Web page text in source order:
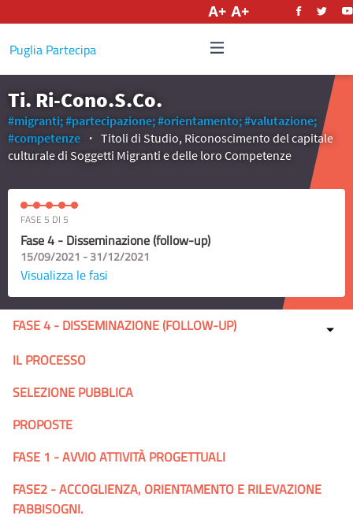
Puglia Partecipa
Ti. Ri-Cono.S.Co.
#migranti;#partecipazione;#orientamento;#valutazione;
#competenze
Titoli di Studio, Riconoscimento del capitale
culturale di Soggetti Migranti e delle loro Competenze
FASE 5 DI 5
Fase 4 - Disseminazione (follow-up)
15/09/2021 - 31/12/2021
Visualizza le fasi
FASE 4 - DISSEMINAZIONE (FOLLOW-UP)
IL PROCESSO
SELEZIONE PUBBLICA
PROPOSTE
FASE 1 - AVVIO ATTIVITÀ PROGETTUALI
FASE2 - ACCOGLIENZA, ORIENTAMENTO E RILEVAZIONE
FABBISOGNI.